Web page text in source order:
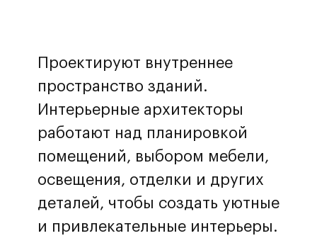
Проектируют внутреннее
пространство зданий.
Интерьерные архитекторы
работают над планировкой
помещений, выбором мебели,
освещения, отделки и других
деталей, чтобы создать уютные
и привлекательные интерьеры.